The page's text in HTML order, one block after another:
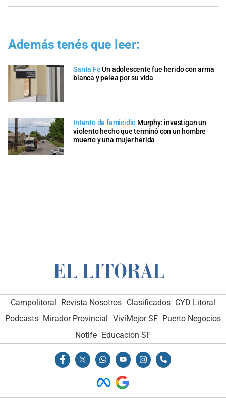
Además tenés que leer:
Santa Fe Un adolescente fue herido con arma
blanca y pelea por su vida
Intento de femicidio Murphy: investigan un
violento hecho que terminó con un hombre
muerto y una mujer herida
Campolitoral Revista Nosotros Clasificados CYD Litoral
Podcasts Mirador Provincial VivíMejor SF Puerto Negocios
Notife
Educacion SF